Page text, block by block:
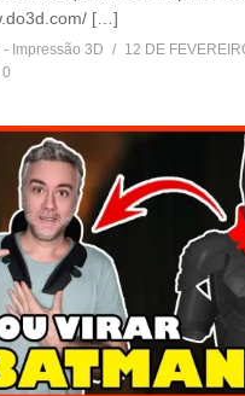
[…]
Impressão 3D
12 DE
0